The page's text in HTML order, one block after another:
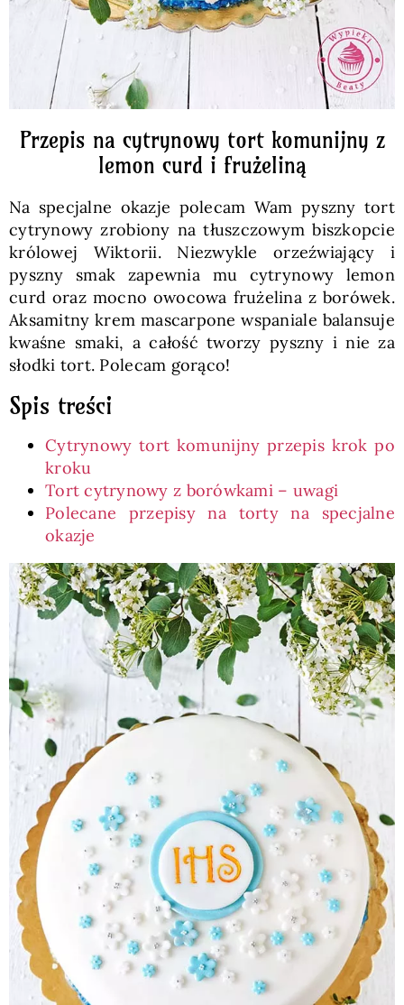
Przepis na cytrynowy tort komunijny z
lemon curd i frużeliną
Na specjalne okazje polecam Wam pyszny tort
cytrynowy zrobiony na tłuszczowym biszkopcie
królowej Wiktorii. Niezwykle orzeźwiający i
pyszny smak zapewnia mu cytrynowy lemon
curd oraz mocno owocowa frużelina z borówek.
Aksamitny krem mascarpone wspaniale balansuje
kwaśne smaki, a całość tworzy pyszny i nie za
słodki tort. Polecam gorąco!
Spis treści
Cytrynowy tort komunijny przepis krok po
kroku
Tort cytrynowy z borówkami – uwagi
Polecane przepisy na torty na specjalne
okazje